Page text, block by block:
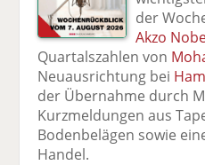
der
Akzo
Quartalszahlen von
Neuausrichtung bei
der Übernahme durch
Kurzmeldungen aus
Bodenbelägen sowie
Handel.